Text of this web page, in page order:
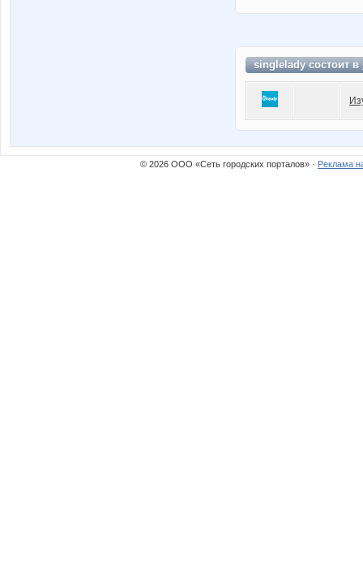
singlelady состоит в
© 2026 ООО «Сеть городских порталов» · Реклама